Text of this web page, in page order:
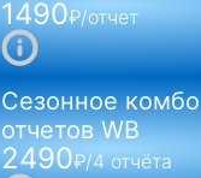
1490₽/отчет
Сезонное комбо
отчетов WB
2490₽/4 отчёта